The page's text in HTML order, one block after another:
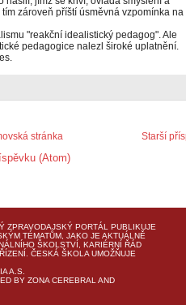
zároveň příští úsměvná vzpomínka na
"reakční idealistický pedagog". Ale
pedagogice nalezl široké uplatnění.
Starší
stránka
(Atom)
ZPRAVODAJSKÝ PORTÁL PUBLIKUJE
TÉMATŮM, JAKO JE AKTUÁLNĚ
ŠKOLSTVÍ, KARIÉRNÍ ŘÁD
ČESKÁ ŠKOLA UMOŽŇUJE
A.S.
BY ZONA CEREBRAL AND